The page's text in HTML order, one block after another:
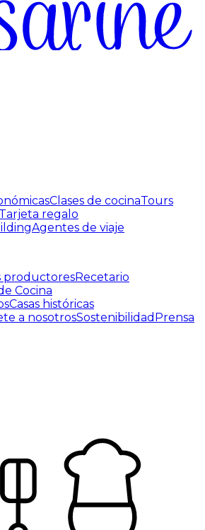
Clases de cocinaTours
Tarjeta regalo
Agentes de viaje
productoresRecetario
Cocina
Casas históricas
a nosotrosSostenibilidad Prensa